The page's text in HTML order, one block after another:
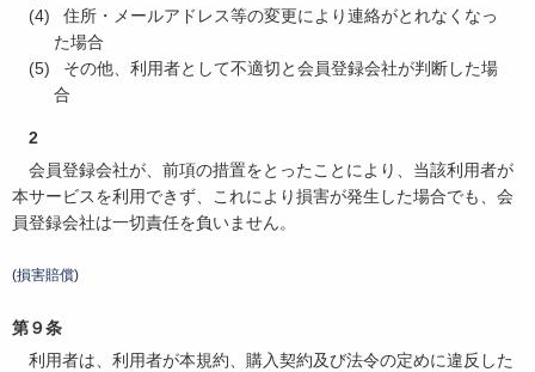
住所・メールアドレス等の変更により連絡がとれなくなっ
た場合
その他、利用者として不適切と会員登録会社が判断した場
合
2
会員登録会社が、前項の措置をとったことにより、当該利用者が
本サービスを利用できず、これにより損害が発生した場合でも、会
員登録会社は一切責任を負いません。
(損害賠償)
第９条
利用者は、利用者が本規約、購入契約及び法令の定めに違反した